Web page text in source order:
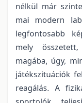
nélkül már
mai modern
legfontosabb
mely
magába, úgy,
játékszituációk
reagálás. A